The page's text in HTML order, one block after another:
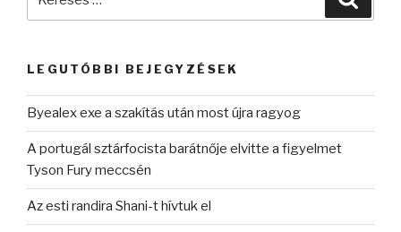
LEGUTÓBBI BEJEGYZÉSEK
Byealex exe a szakítás után most újra ragyog
A portugál sztárfocista barátnője elvitte a figyelmet
Tyson Fury meccsén
Az esti randira Shani-t hívtuk el